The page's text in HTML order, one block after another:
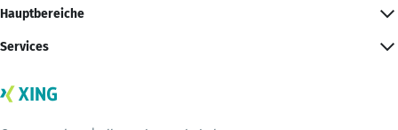
Hauptbereiche
Services